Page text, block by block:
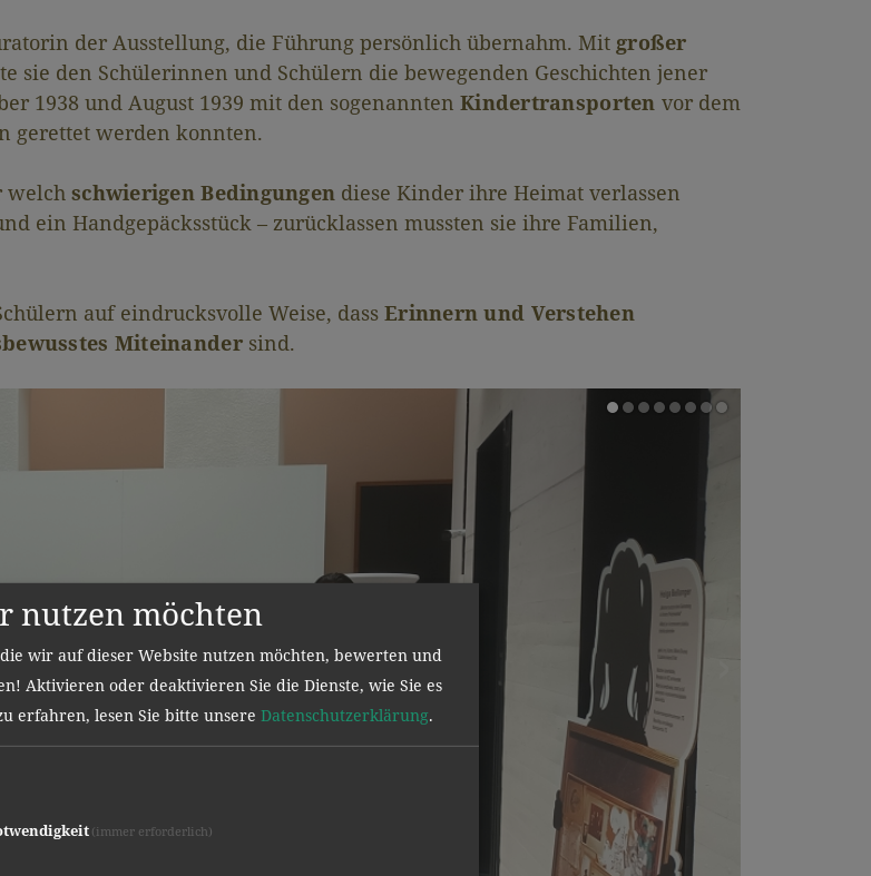
der Ausstellung, die Führung persönlich übernahm. Mit großer
sie den Schülerinnen und Schülern die bewegenden Geschichten jener
1938 und August 1939 mit den sogenannten Kindertransporten vor dem
gerettet werden konnten.
welch schwierigen Bedingungen diese Kinder ihre Heimat verlassen
ein Handgepäcksstück – zurücklassen mussten sie ihre Familien,
auf eindrucksvolle Weise, dass Erinnern und Verstehen
Miteinandersind.
nutzen möchten
wir auf dieser Website nutzen möchten, bewerten und
Aktivieren oder deaktivieren Sie die Dienste, wie Sie es
erfahren, lesen Sie bitte unsere Datenschutzerklärung.
(immer erforderlich)